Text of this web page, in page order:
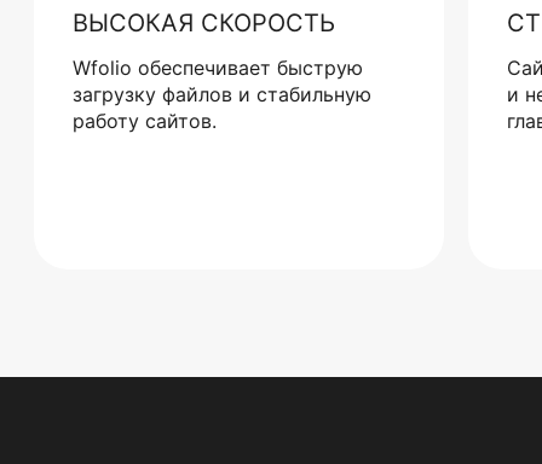
ВЫСОКАЯ СКОРОСТЬ
Wfolio обеспечивает быструю
загрузку файлов и стабильную
работу сайтов.
и